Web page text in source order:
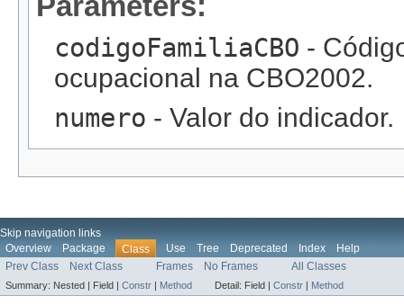
codigoFamiliaCBO -
ocupacional na CBO2002.
numero - Valor do indicador.
Skip navigation links
Overview
Package Class Use Tree Deprecated Index
Help
Prev Class
Next Class Frames No Frames All Classes
Summary: Nested | Field | Constr | Method Detail: Field | Constr | Method